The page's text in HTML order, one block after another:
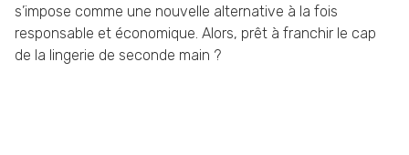
s’impose comme une nouvelle alternative à la fois
responsable et économique. Alors, prêt à franchir le cap
de la lingerie de seconde main ?